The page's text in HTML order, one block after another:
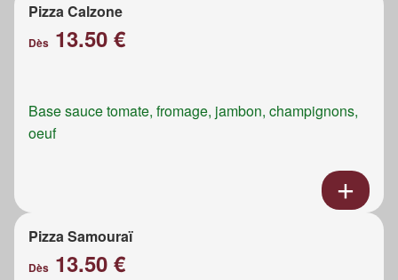
Pizza Calzone
Dès 13.50 €
Base sauce tomate, fromage, jambon, champignons,
oeuf
Pizza Samouraï
Dès 13.50 €